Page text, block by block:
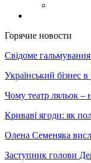
Горячие новости
Свідоме
Український бізнес
Чому театр ляльок –
Криваві ягоди: як
Олена Семеняка
Заступник голови